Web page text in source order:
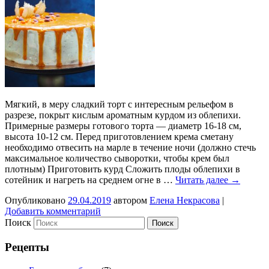
Мягкий, в меру сладкий торт с интересным рельефом в
разрезе, покрыт кислым ароматным курдом из облепихи.
Примерные размеры готового торта — диаметр 16-18 см,
высота 10-12 см. Перед приготовлением крема сметану
необходимо отвесить на марле в течение ночи (должно стечь
максимальное количество сыворотки, чтобы крем был
плотным) Приготовить курд Сложить плоды облепихи в
сотейник и нагреть на среднем огне в … Читать далее →
Опубликовано 29.04.2019 автором Елена Некрасова |
Добавить комментарий
Поиск
Рецепты